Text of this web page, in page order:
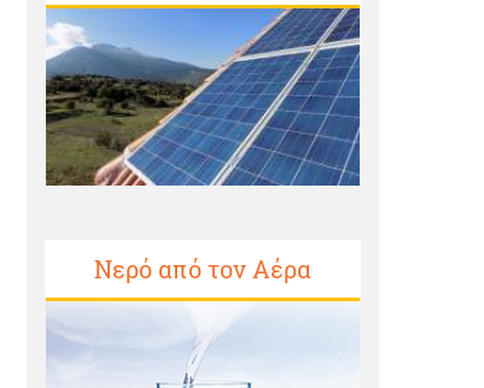
Νερό από τον Αέρα